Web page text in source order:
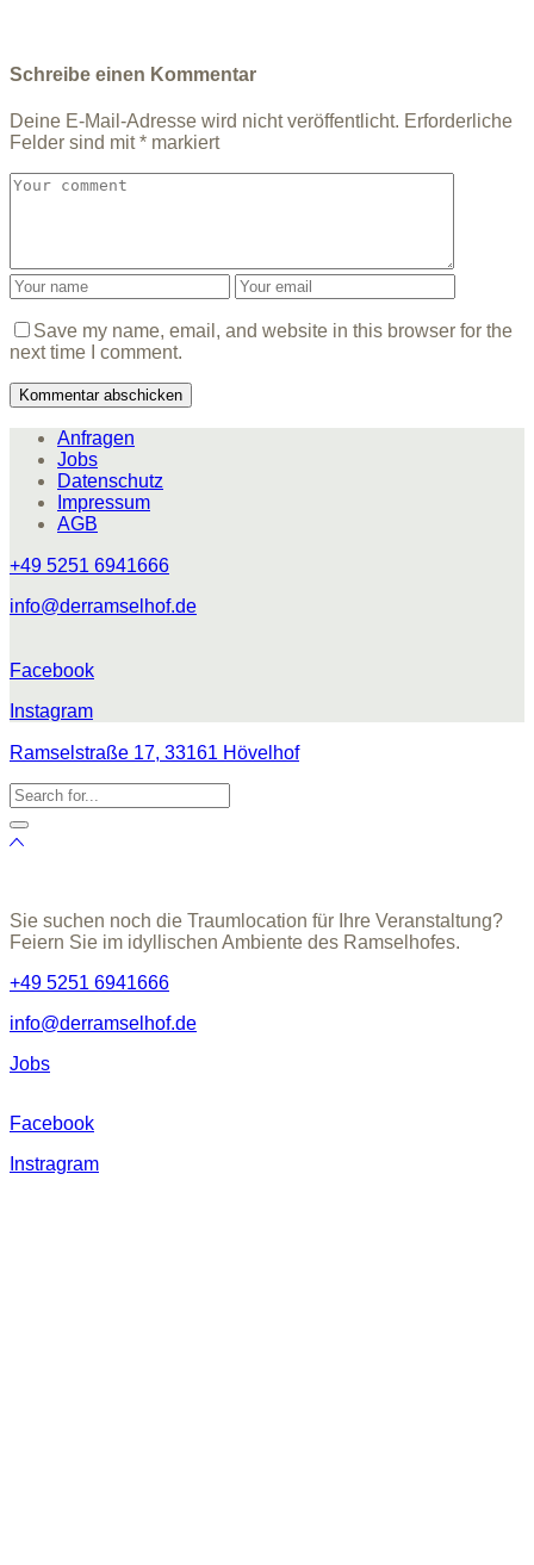
Schreibe einen Kommentar
Deine E-Mail-Adresse wird nicht veröffentlicht. Erforderliche
Felder sind mit* markiert
Save my name, email, and website in this browser for the
next time I comment.
Anfragen
Jobs
Datenschutz
Impressum
AGB
+49 5251 6941666
info@derramselhof.de
Facebook
Instagram
Ramselstraße 17, 33161 Hövelhof
Sie suchen noch die Traumlocation für Ihre Veranstaltung?
Feiern Sie im idyllischen Ambiente des Ramselhofes.
+49 5251 6941666
info@derramselhof.de
Jobs
Facebook
Instragram